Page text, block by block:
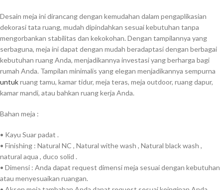
Desain meja ini dirancang dengan kemudahan dalam pengaplikasian
dekorasi tata ruang, mudah dipindahkan sesuai kebutuhan tanpa
mengorbankan stabilitas dan kekokohan. Dengan tampilannya yang
serbaguna, meja ini dapat dengan mudah beradaptasi dengan berbagai
kebutuhan ruang Anda, menjadikannya investasi yang berharga bagi
rumah Anda. Tampilan minimalis yang elegan menjadikannya sempurna
untukruang tamu, kamar tidur, meja teras, meja outdoor, ruang dapur,
kamar mandi, atau bahkan ruang kerja Anda.
Bahan meja :
• Kayu Suar padat .
• Finishing : Natural NC , Natural withe wash , Natural black wash ,
natural aqua , duco solid .
• Dimensi : Anda dapat request dimensi meja sesuai dengan kebutuhan
atau menyesuaikan ruangan.